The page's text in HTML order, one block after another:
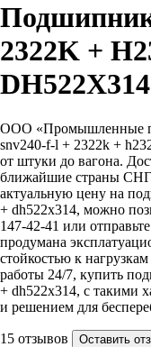
2322K +
DH522X314
ООО «Промышленные
snv240-f-l + 2322k +
от штуки до вагона.
ближайшие страны СНГ.
актуальную цену на
+ dh522x314, можно
147-42-41 или
продумана
стойкостью к
работы 24/7, купить
+ dh522x314, с такими
и решением для
15 отзывов